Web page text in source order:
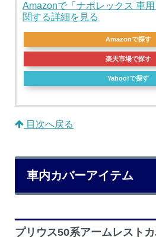
Amazonで「ナポレックス 車
関する詳細を見る
Amazonで探す
楽天市場で探す
Yahoo!で探す
目次へ戻る
車内カバーアイテム
プリウス50系アームレストカ